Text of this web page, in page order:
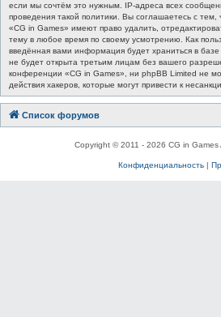
если мы сочтём это нужным. IP-адреса всех
проведения такой политики. Вы соглашаетесь с
«CG in Games» имеют право удалить,
тему в любое время по своему усмотрению. Как
введённая вами информация будет храниться в
не будет открыта третьим лицам без вашего
конференции «CG in Games», ни phpBB Limited не
действия хакеров, которые могут привести к
Список форумов
Copyright © 2011 - 2026 CG in Games
Конфиденциальность|